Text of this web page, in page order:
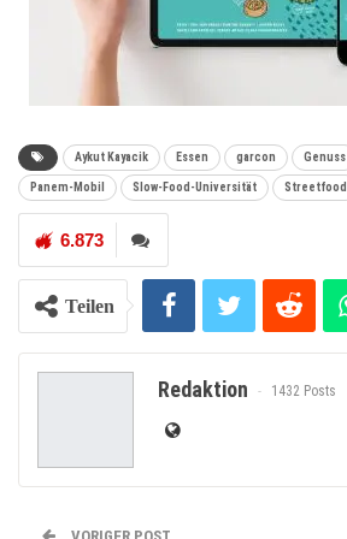
Aykut Kayacik Essen garcon Genuss
Panem-Mobil Slow-Food-Universität Streetfood
6.873
Teilen
Redaktion 1432 Posts